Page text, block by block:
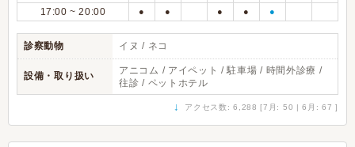
17:00 ~ 20:00 ● ● ● ● ●
診察動物 イヌ / ネコ
設備・取り扱い
アニコム / アイペット / 駐車場 / 時間外診療 /
往診 / ペットホテル
↓ アクセス数: 6,288 [7月: 50 | 6月: 67 ]